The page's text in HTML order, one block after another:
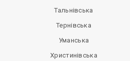
Тальнівська
Тернівська
Уманська
Христинівська